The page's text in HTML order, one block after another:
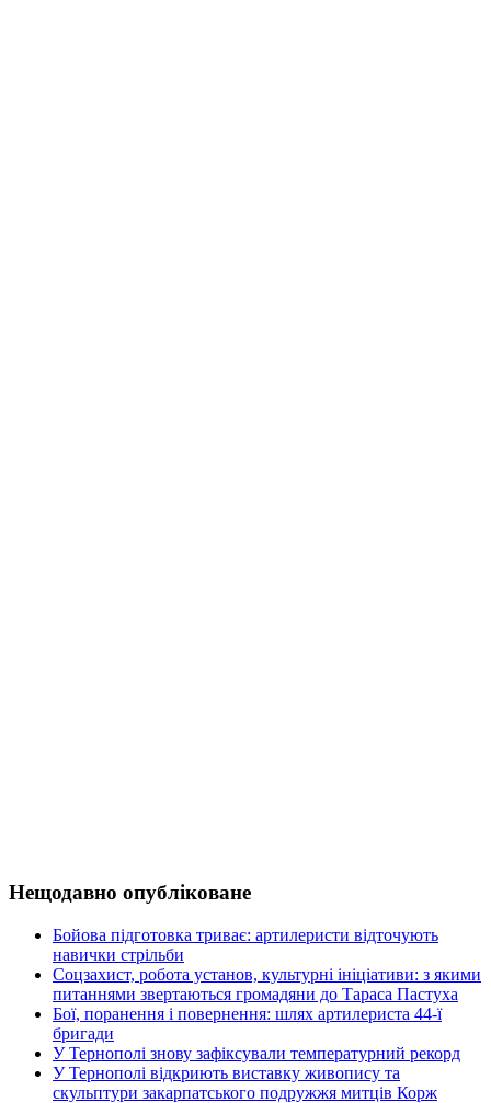
Нещодавно опубліковане
Бойова підготовка триває: артилеристи відточують
навички стрільби
Соцзахист, робота установ, культурні ініціативи: з якими
питаннями звертаються громадяни до Тараса Пастуха
Бої, поранення і повернення: шлях артилериста 44-ї
бригади
У Тернополі знову зафіксували температурний рекорд
У Тернополі відкриють виставку живопису та
скульптури закарпатського подружжя митців Корж